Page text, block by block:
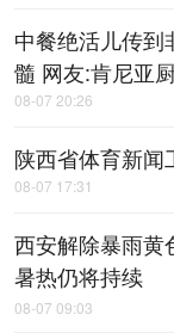
中餐绝活儿传
髓 网友:肯尼亚
08-07 20:26
陕西省体育新
08-07 17:31
西安解除暴雨黄
暑热仍将持续
08-07 09:03